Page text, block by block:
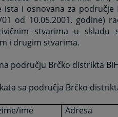
ista i osnovana za područje
od 10.05.2001. godine)
stvarima u skladu
i drugim stvarima.
području Brčko distrikta
sa područja Brčko
ime Adresa